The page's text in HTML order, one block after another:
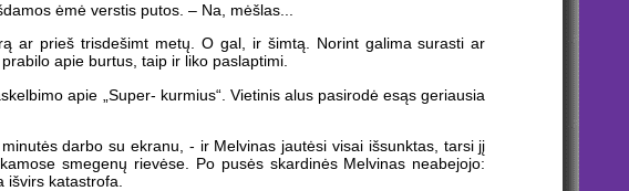
ėmė verstis putos. – Na, mėšlas...
ar prieš trisdešimt metų. O gal, ir šimtą. Norint galima surasti ar
apie burtus, taip ir liko paslaptimi.
apie „Super- kurmius“. Vietinis alus pasirodė esąs geriausia
darbo su ekranu, - ir Melvinas jautėsi visai išsunktas, tarsi jį
smegenų rievėse. Po pusės skardinės Melvinas neabejojo:
išvirs katastrofa.